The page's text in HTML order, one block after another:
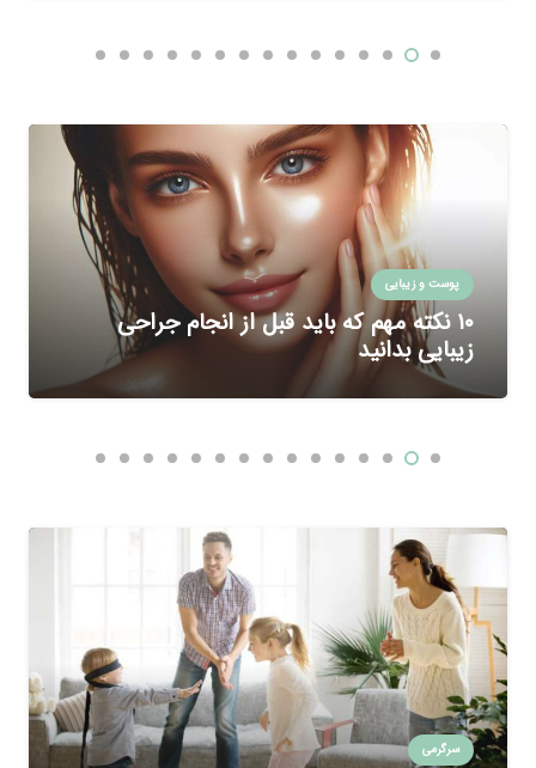
پوست و زیبایی
۱۰ نکته مهم که باید قبل از انجام جراحی
زیبایی بدانید
سرگرمی